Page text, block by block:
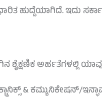
ಹುದ್ದೆಯಾಗಿದೆ. ಇದು
ಶೈಕ್ಷಣಿಕ ಅರ್ಹತೆಗಳಲ್ಲಿ
& ಕಮ್ಯುನಿಕೇಷನ್/